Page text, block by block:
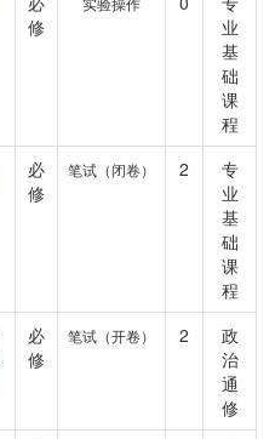
修
业
基
础
课
程
必
修
笔试（闭卷） 2
专
业
基
础
课
程
必
修
笔试（开卷） 2
政
治
通
修